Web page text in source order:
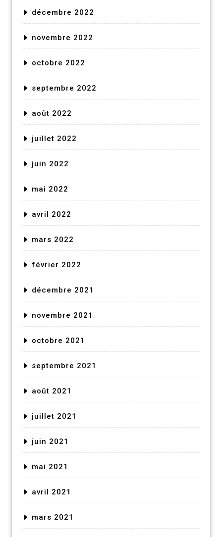
décembre 2022
novembre 2022
octobre 2022
septembre 2022
août 2022
juillet 2022
juin 2022
mai 2022
avril 2022
mars 2022
février 2022
décembre 2021
novembre 2021
octobre 2021
septembre 2021
août 2021
juillet 2021
juin 2021
mai 2021
avril 2021
mars 2021